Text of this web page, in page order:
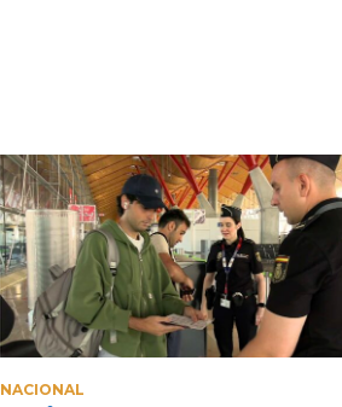
NACIONAL